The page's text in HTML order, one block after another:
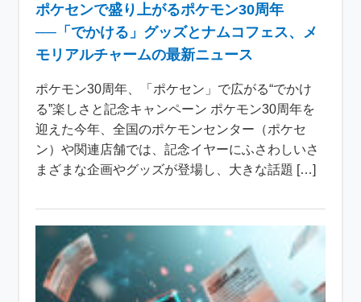
ポケセンで盛り上がるポケモン30周年
──「でかける」グッズとナムコフェス、メ
モリアルチャームの最新ニュース
ポケモン30周年、「ポケセン」で広がる“でかけ
る”楽しさと記念キャンペーン ポケモン30周年を
迎えた今年、全国のポケモンセンター（ポケセ
ン）や関連店舗では、記念イヤーにふさわしいさ
まざまな企画やグッズが登場し、大きな話題 […]